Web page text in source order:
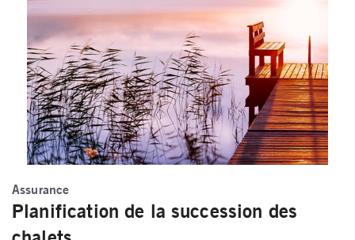
Assurance
Planification de la succession des